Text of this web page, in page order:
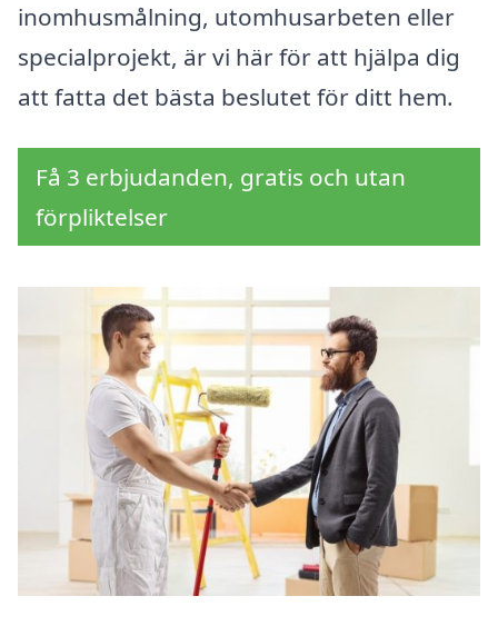
inomhusmålning, utomhusarbeten eller
specialprojekt, är vi här för att hjälpa dig
att fatta det bästa beslutet för ditt hem.
Få 3 erbjudanden, gratis och utan
förpliktelser